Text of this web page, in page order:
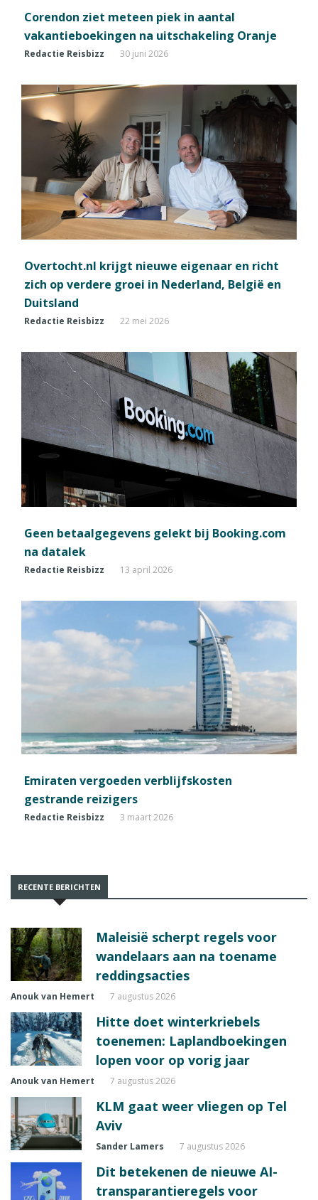
Corendon ziet meteen piek in aantal
vakantieboekingen na uitschakeling Oranje
Redactie Reisbizz 30 juni 2026
Overtocht.nl krijgt nieuwe eigenaar en richt
zich op verdere groei in Nederland, België en
Duitsland
Redactie Reisbizz 22 mei 2026
Geen betaalgegevens gelekt bij Booking.com
na datalek
Redactie Reisbizz 13 april 2026
Emiraten vergoeden verblijfskosten
gestrande reizigers
Redactie Reisbizz 3 maart 2026
RECENTE BERICHTEN
Maleisië scherpt regels voor
wandelaars aan na toename
reddingsacties
Anouk van Hemert 7 augustus 2026
Hitte doet winterkriebels
toenemen: Laplandboekingen
lopen voor op vorig jaar
Anouk van Hemert 7 augustus 2026
KLM gaat weer vliegen op Tel
Aviv
Sander Lamers 7 augustus 2026
Dit betekenen de nieuwe AI-
transparantieregels voor